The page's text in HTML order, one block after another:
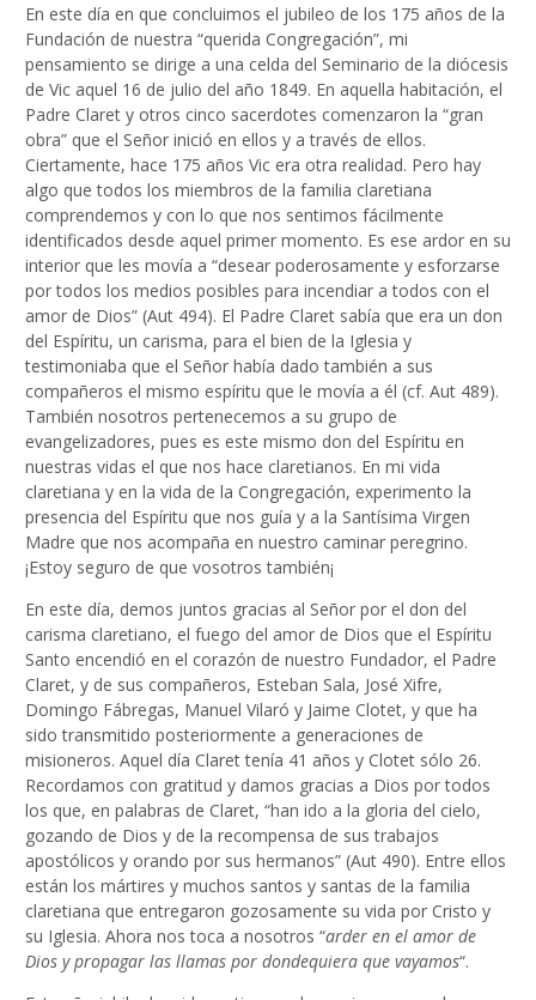
En este día en que concluimos el jubileo de los 175 años de la
Fundación de nuestra “querida Congregación”, mi
pensamiento se dirige a una celda del Seminario de la diócesis
de Vic aquel 16 de julio del año 1849. En aquella habitación, el
Padre Claret y otros cinco sacerdotes comenzaron la “gran
obra” que el Señor inició en ellos y a través de ellos.
Ciertamente, hace 175 años Vic era otra realidad. Pero hay
algo que todos los miembros de la familia claretiana
comprendemos y con lo que nos sentimos fácilmente
identificados desde aquel primer momento. Es ese ardor en su
interior que les movía a “desear poderosamente y esforzarse
por todos los medios posibles para incendiar a todos con el
amor de Dios” (Aut 494). El Padre Claret sabía que era un don
del Espíritu, un carisma, para el bien de la Iglesia y
testimoniaba que el Señor había dado también a sus
compañeros el mismo espíritu que le movía a él (cf. Aut 489).
También nosotros pertenecemos a su grupo de
evangelizadores, pues es este mismo don del Espíritu en
nuestras vidas el que nos hace claretianos. En mi vida
claretiana y en la vida de la Congregación, experimento la
presencia del Espíritu que nos guía y a la Santísima Virgen
Madre que nos acompaña en nuestro caminar peregrino.
¡Estoy seguro de que vosotros también¡
En este día, demos juntos gracias al Señor por el don del
carisma claretiano, el fuego del amor de Dios que el Espíritu
Santo encendió en el corazón de nuestro Fundador, el Padre
Claret, y de sus compañeros, Esteban Sala, José Xifre,
Domingo Fábregas, Manuel Vilaró y Jaime Clotet, y que ha
sido transmitido posteriormente a generaciones de
misioneros. Aquel día Claret tenía 41 años y Clotet sólo 26.
Recordamos con gratitud y damos gracias a Dios por todos
los que, en palabras de Claret, “han ido a la gloria del cielo,
gozando de Dios y de la recompensa de sus trabajos
apostólicos y orando por sus hermanos” (Aut 490). Entre ellos
están los mártires y muchos santos y santas de la familia
claretiana que entregaron gozosamente su vida por Cristo y
su Iglesia. Ahora nos toca a nosotros “arder en el amor de
Dios y propagar las llamas por dondequiera que vayamos“.